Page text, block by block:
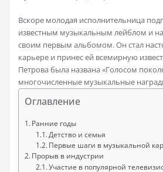
Вскоре молодая исполнительница
известным музыкальным лейблом и
своим первым альбомом. Он стал
карьере и принес ей всемирную
Петрова была названа «Голосом
многочисленные музыкальные
Оглавление
Ранние годы
Детство и семья
Первые шаги в музыкальной
Прорыв в индустрии
Участие в популярной